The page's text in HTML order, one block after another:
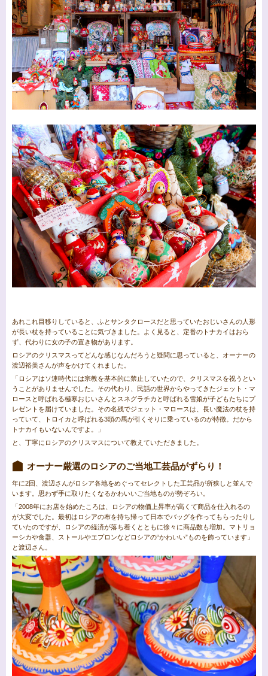
あれこれ目移りしていると、ふとサンタクロースだと思っていたおじいさんの人形
が長い杖を持っていることに気づきました。よく見ると、定番のトナカイはおら
ず、代わりに女の子の置き物があります。
ロシアのクリスマスってどんな感じなんだろうと疑問に思っていると、オーナーの
渡辺裕美さんが声をかけてくれました。
「ロシアはソ連時代には宗教を基本的に禁止していたので、クリスマスを祝うとい
うことがありませんでした。その代わり、民話の世界からやってきたジェット・マ
ロースと呼ばれる極寒おじいさんとスネグラチカと呼ばれる雪娘が子どもたちにプ
レゼントを届けていました。その名残でジェット・マロースは、長い魔法の杖を持
っていて、トロイカと呼ばれる3頭の馬が引くそりに乗っているのが特徴。だから
トナカイもいないんですよ。」
と、丁寧にロシアのクリスマスについて教えていただきました。
オーナー厳選のロシアのご当地工芸品がずらり！
年に2回、渡辺さんがロシア各地をめぐってセレクトした工芸品が所狭しと並んで
います。思わず手に取りたくなるかわいいご当地ものが勢ぞろい。
「2008年にお店を始めたころは、ロシアの物価上昇率が高くて商品を仕入れるの
が大変でした。最初はロシアの布を持ち帰って日本でバッグを作ってもらったりし
ていたのですが、ロシアの経済が落ち着くとともに徐々に商品数も増加。マトリョ
ーシカや食器、ストールやエプロンなどロシアの“かわいい”ものを飾っています」
と渡辺さん。